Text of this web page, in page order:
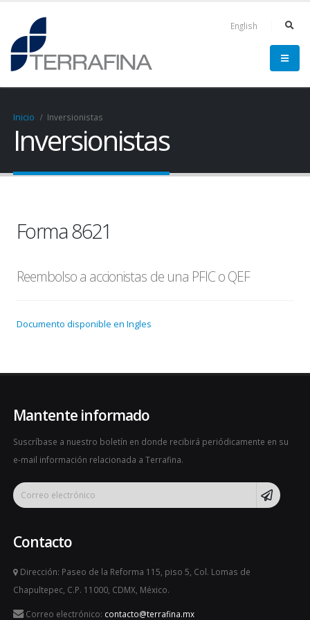
English
Inicio Inversionistas
Inversionistas
Forma 8621
Reembolso a accionistas de una PFIC o QEF
Documento disponible en Ingles
Mantente informado
Suscríbase a nuestro boletín en donde recibirá periódicamente en su
e-mail información relacionada a Terrafina.
Contacto
Dirección: Paseo de la Reforma 115, piso 5, Col. Lomas de
Chapultepec, C.P. 11000, CDMX, México.
Correo electrónico: contacto@terrafina.mx